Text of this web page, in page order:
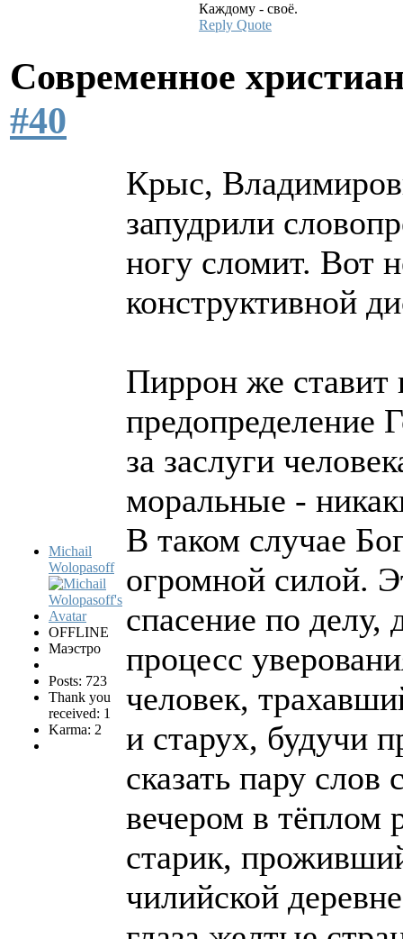
Каждому - своё.
Reply Quote
Современное
#40
Michail
Wolopasoff
OFFLINE
Маэстро
Posts: 723
Thank you
received: 1
Karma: 2
Крыс,
запудрили
ногу сломит. Вот
конструктивной
Пиррон же ставит
предопределение
за заслуги
моральные -
В таком случае
огромной силой.
спасение по делу,
процесс
человек,
и старух, будучи
сказать пару слов
вечером в
старик,
чилийской